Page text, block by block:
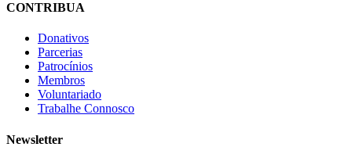
CONTRIBUA
Donativos
Parcerias
Patrocínios
Membros
Voluntariado
Trabalhe Connosco
Newsletter